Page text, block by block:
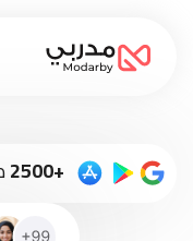
الاّن +2500